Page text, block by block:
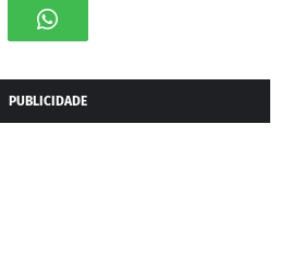
PUBLICIDADE